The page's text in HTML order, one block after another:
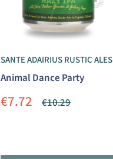
SANTE ADAIRIUS RUSTIC ALES
Animal Dance Party
Aanbiedingsprijs
€7.72 Normale
€10.29